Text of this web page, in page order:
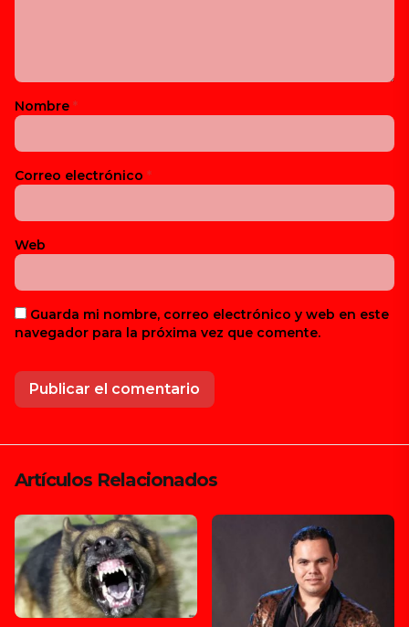
Nombre *
Correo electrónico *
Web
Guarda mi nombre, correo electrónico y web en este
navegador para la próxima vez que comente.
Artículos Relacionados